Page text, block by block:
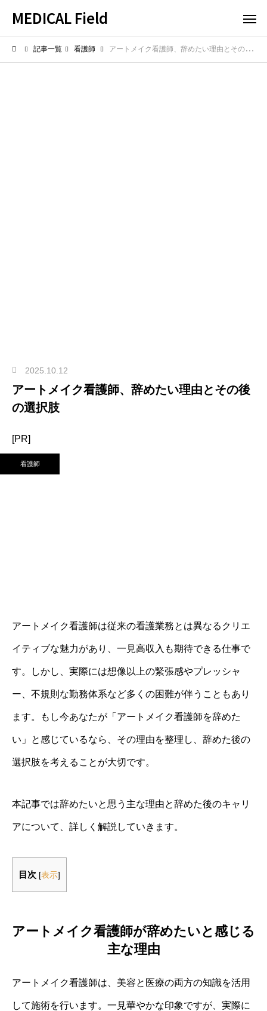
MEDICAL Field
記事一覧 看護師 アートメイク看護師、辞めたい理由とその後の選択肢
2025.10.12
アートメイク看護師、辞めたい理由とその後
の選択肢
[PR]
看護師
アートメイク看護師は従来の看護業務とは異なるクリエ
イティブな魅力があり、一見高収入も期待できる仕事で
す。しかし、実際には想像以上の緊張感やプレッシャ
ー、不規則な勤務体系など多くの困難が伴うこともあり
ます。もし今あなたが「アートメイク看護師を辞めた
い」と感じているなら、その理由を整理し、辞めた後の
選択肢を考えることが大切です。
本記事では辞めたいと思う主な理由と辞めた後のキャリ
アについて、詳しく解説していきます。
目次 [表示]
アートメイク看護師が辞めたいと感じる
主な理由
アートメイク看護師は、美容と医療の両方の知識を活用
して施術を行います。一見華やかな印象ですが、実際に